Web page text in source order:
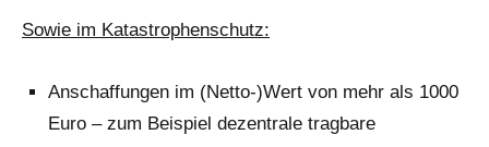
Sowie im Katastrophenschutz:
Anschaffungen im (Netto-)Wert von mehr als 1000
Euro – zum Beispiel dezentrale tragbare